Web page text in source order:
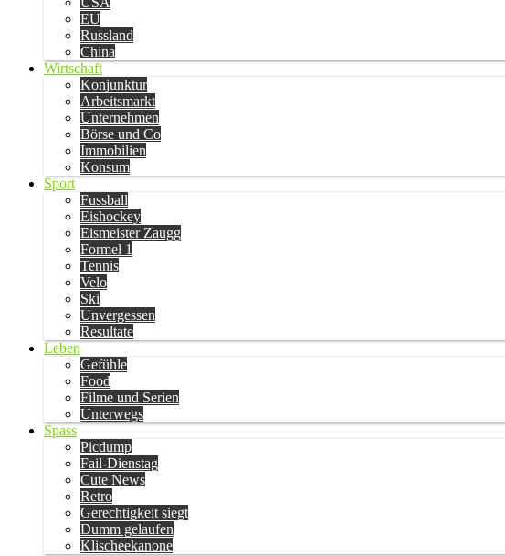
EU
Russland
China
Wirtschaft
Konjunktur
Arbeitsmarkt
Unternehmen
Börse und Co
Immobilien
Konsum
Sport
Fussball
Eishockey
Eismeister Zaugg
Formel 1
Tennis
Velo
Ski
Unvergessen
Resultate
Leben
Gefühle
Food
Filme und Serien
Unterwegs
Spass
Picdump
Fail-Dienstag
Cute News
Retro
Gerechtigkeit siegt
Dumm gelaufen
Klischeekanone